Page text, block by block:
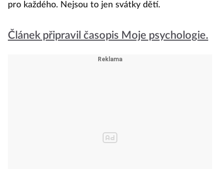
pro každého. Nejsou to jen svátky dětí.
Článek připravil časopis Moje psychologie.